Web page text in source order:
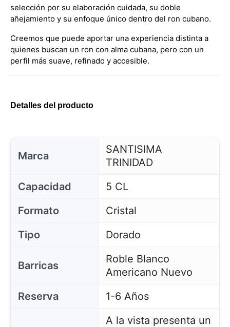
selección por su elaboración cuidada, su doble
añejamiento y su enfoque único dentro del ron cubano.
Creemos que puede aportar una experiencia distinta a
quienes buscan un ron con alma cubana, pero con un
perfil más suave, refinado y accesible.
Detalles del producto
Marca
SANTISIMA
TRINIDAD
Capacidad
5 CL
Formato
Cristal
Tipo
Dorado
Barricas
Roble Blanco
Americano Nuevo
Reserva
1-6 Años
A la vista presenta un